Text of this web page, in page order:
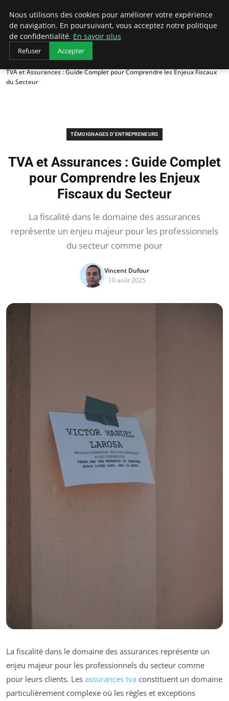
LECFCM
Accueil
Témoignages d'entrepreneurs
TVA et Assurances : Guide Complet pour Comprendre les Enjeux Fiscaux
du Secteur
TÉMOIGNAGES D'ENTREPRENEURS
TVA et Assurances : Guide Complet
pour Comprendre les Enjeux
Fiscaux du Secteur
La fiscalité dans le domaine des assurances
représente un enjeu majeur pour les professionnels
du secteur comme pour
Vincent Dufour
10 août 2025
La fiscalité dans le domaine des assurances représente un
enjeu majeur pour les professionnels du secteur comme
pour leurs clients. Les assurances tva constituent un domaine
particulièrement complexe où les règles et exceptions
Nous utilisons des cookies pour améliorer votre expérience
de navigation. En poursuivant, vous acceptez notre politique
de confidentialité. En savoir plus
Refuser Accepter